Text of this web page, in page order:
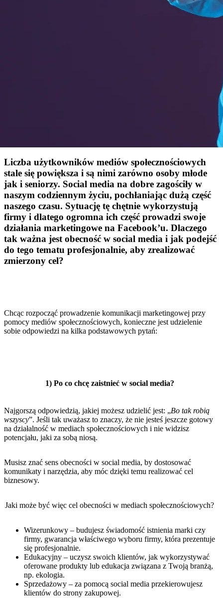
Liczba użytkowników mediów społecznościowych
stale się powiększa i są nimi zarówno osoby młode
jak i seniorzy. Social media na dobre zagościły w
naszym codziennym życiu, pochłaniając dużą część
naszego czasu. Sytuację tę chętnie wykorzystują
firmy i dlatego ogromna ich część prowadzi swoje
działania marketingowe na Facebook’u. Dlaczego
tak ważna jest obecność w social media i jak podejść
do tego tematu profesjonalnie, aby zrealizować
zmierzony cel?
Chcąc rozpocząć prowadzenie komunikacji marketingowej przy
pomocy mediów społecznościowych, konieczne jest udzielenie
sobie odpowiedzi na kilka podstawowych pytań:
1) Po co chcę zaistnieć w social media?
Najgorszą odpowiedzią, jakiej możesz udzielić jest: „Bo tak robią
wszyscy”. Jeśli tak uważasz to znaczy, że nie jesteś jeszcze gotowy
na działalność w mediach społecznościowych i nie widzisz
potencjału, jaki za sobą niosą.
Musisz znać sens obecności w social media, by dostosować
komunikaty i narzędzia, aby móc dzięki temu realizować cel
biznesowy.
Jaki może być więc cel obecności w mediach społecznościowych?
Wizerunkowy – budujesz świadomość istnienia marki czy
firmy, gwarancja właściwego wyboru firmy, która prezentuje
się profesjonalnie.
Edukacyjny – uczysz swoich klientów, jak wykorzystywać
oferowane produkty lub edukacja związana z Twoją branżą,
np. ekologia.
Sprzedażowy – za pomocą social media przekierowujesz
klientów do strony zakupowej.